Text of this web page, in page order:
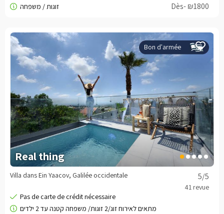
Dès- ₪1800
Bon d'armée
Real thing
5/5
Villa dans Ein Yaacov, Galilée occidentale